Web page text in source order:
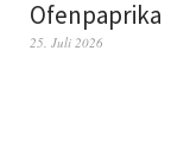
Ofenpaprika
25. Juli 2026